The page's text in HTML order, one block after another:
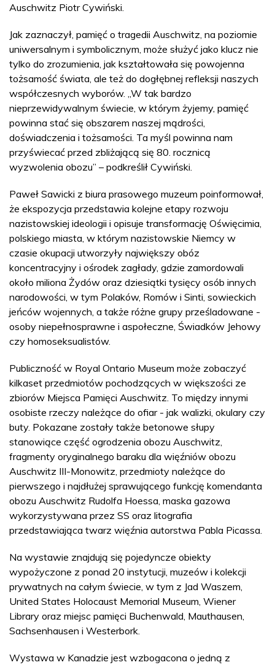
Auschwitz Piotr Cywiński.
Jak zaznaczył, pamięć o tragedii Auschwitz, na poziomie
uniwersalnym i symbolicznym, może służyć jako klucz nie
tylko do zrozumienia, jak kształtowała się powojenna
tożsamość świata, ale też do dogłębnej refleksji naszych
współczesnych wyborów. „W tak bardzo
nieprzewidywalnym świecie, w którym żyjemy, pamięć
powinna stać się obszarem naszej mądrości,
doświadczenia i tożsamości. Ta myśl powinna nam
przyświecać przed zbliżającą się 80. rocznicą
wyzwolenia obozu” – podkreślił Cywiński.
Paweł Sawicki z biura prasowego muzeum poinformował,
że ekspozycja przedstawia kolejne etapy rozwoju
nazistowskiej ideologii i opisuje transformację Oświęcimia,
polskiego miasta, w którym nazistowskie Niemcy w
czasie okupacji utworzyły największy obóz
koncentracyjny i ośrodek zagłady, gdzie zamordowali
około miliona Żydów oraz dziesiątki tysięcy osób innych
narodowości, w tym Polaków, Romów i Sinti, sowieckich
jeńców wojennych, a także różne grupy prześladowane -
osoby niepełnosprawne i aspołeczne, Świadków Jehowy
czy homoseksualistów.
Publiczność w Royal Ontario Museum może zobaczyć
kilkaset przedmiotów pochodzących w większości ze
zbiorów Miejsca Pamięci Auschwitz. To między innymi
osobiste rzeczy należące do ofiar - jak walizki, okulary czy
buty. Pokazane zostały także betonowe słupy
stanowiące część ogrodzenia obozu Auschwitz,
fragmenty oryginalnego baraku dla więźniów obozu
Auschwitz III-Monowitz, przedmioty należące do
pierwszego i najdłużej sprawującego funkcję komendanta
obozu Auschwitz Rudolfa Hoessa, maska gazowa
wykorzystywana przez SS oraz litografia
przedstawiająca twarz więźnia autorstwa Pabla Picassa.
Na wystawie znajdują się pojedyncze obiekty
wypożyczone z ponad 20 instytucji, muzeów i kolekcji
prywatnych na całym świecie, w tym z Jad Waszem,
United States Holocaust Memorial Museum, Wiener
Library oraz miejsc pamięci Buchenwald, Mauthausen,
Sachsenhausen i Westerbork.
Wystawa w Kanadzie jest wzbogacona o jedną z